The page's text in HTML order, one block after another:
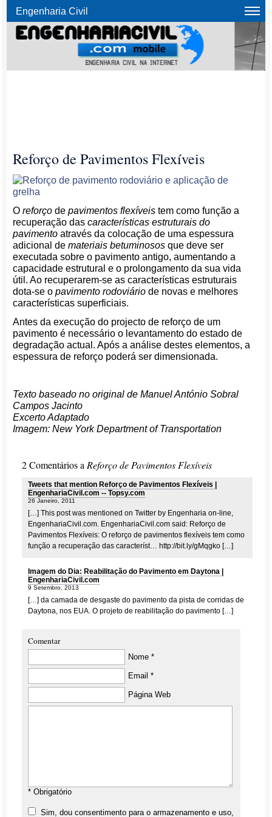
Engenharia Civil
Reforço de Pavimentos Flexíveis
Oreforço depavimentos flexíveis tem como função a
recuperação dascaracterísticas estruturais do
pavimento através da colocação de uma espessura
adicional demateriais betuminososque deve ser
executada sobre o pavimento antigo, aumentando a
capacidade estrutural e o prolongamento da sua vida
útil. Ao recuperarem-se as características estruturais
dota-se opavimento rodoviário de novas e melhores
características superficiais.
Antes da execução do projecto de reforço de um
pavimento é necessário o levantamento do estado de
degradação actual. Após a análise destes elementos, a
espessura de reforço poderá ser dimensionada.
Texto baseado no original deManuel António Sobral
Campos Jacinto
Excerto Adaptado
Imagem: New York Department of Transportation
2 Comentários a Reforço de Pavimentos Flexíveis
Tweets that mention Reforço de Pavimentos Flexíveis |
EngenhariaCivil.com -- Topsy.com
26 Janeiro, 2011
[…] This post was mentioned on Twitter by Engenharia on-line,
EngenhariaCivil.com. EngenhariaCivil.com said: Reforço de
Pavimentos Flexíveis: O reforço de pavimentos flexíveis tem como
função a recuperação das característ… http://bit.ly/gMqgko […]
Imagem do Dia: Reabilitação do Pavimento em Daytona |
EngenhariaCivil.com
9 Setembro, 2013
[…] da camada de desgaste do pavimento da pista de corridas de
Daytona, nos EUA. O projeto de reabilitação do pavimento […]
Comentar
Nome *
Email *
Página Web
* Obrigatório
Sim, dou consentimento para o armazenamento e uso,